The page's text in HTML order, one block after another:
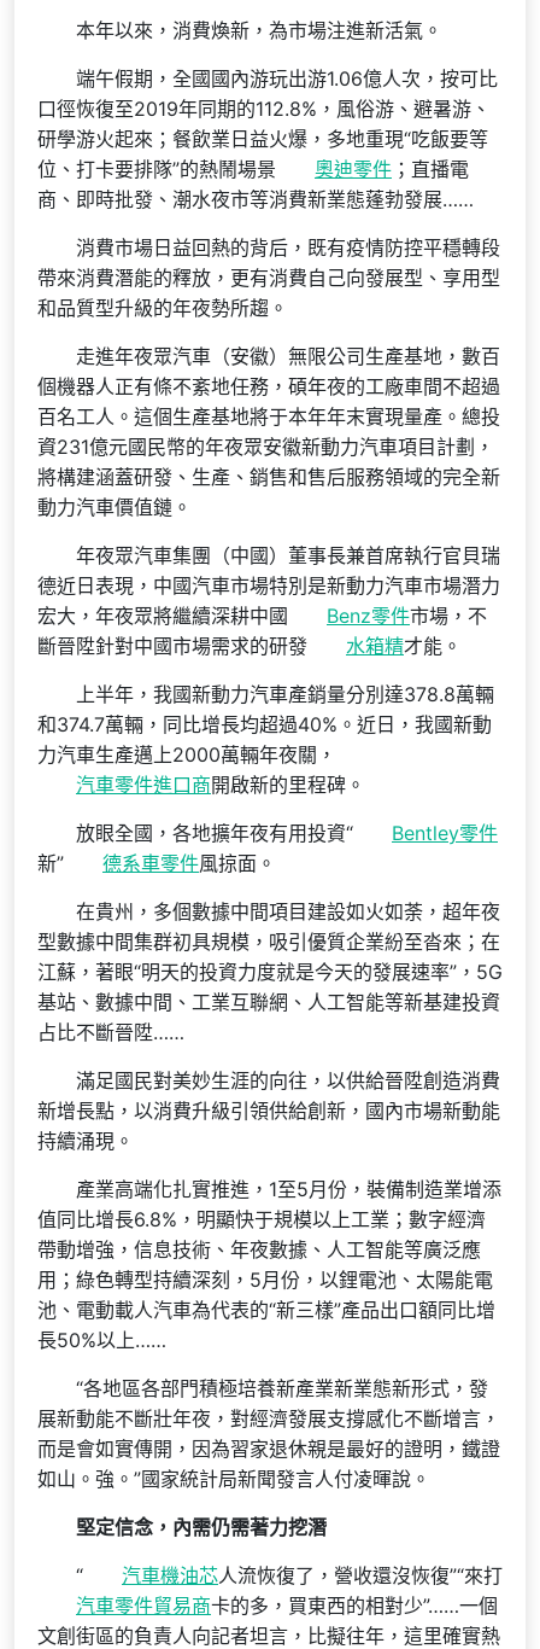
本年以來，消費煥新，為市場注進新活氣。
端午假期，全國國內游玩出游1.06億人次，按可比
口徑恢復至2019年同期的112.8%，風俗游、避暑游、
研學游火起來；餐飲業日益火爆，多地重現“吃飯要等
位、打卡要排隊”的熱鬧場景
奧迪零件 ；直播電
商、即時批發、潮水夜市等消費新業態蓬勃發展……
消費市場日益回熱的背后，既有疫情防控平穩轉段
帶來消費潛能的釋放，更有消費自己向發展型、享用型
和品質型升級的年夜勢所趨。
走進年夜眾汽車（安徽）無限公司生產基地，數百
個機器人正有條不紊地任務，碩年夜的工廠車間不超過
百名工人。這個生產基地將于本年年末實現量產。總投
資231億元國民幣的年夜眾安徽新動力汽車項目計劃，
將構建涵蓋研發、生產、銷售和售后服務領域的完全新
動力汽車價值鏈。
年夜眾汽車集團（中國）董事長兼首席執行官貝瑞
德近日表現，中國汽車市場特別是新動力汽車市場潛力
宏大，年夜眾將繼續深耕中國
Benz零件市場，不
斷晉陞針對中國市場需求的研發
水箱精才能。
上半年，我國新動力汽車產銷量分別達378.8萬輛
和374.7萬輛，同比增長均超過40%。近日，我國新動
力汽車生產邁上2000萬輛年夜關，
汽車零件進口商開啟新的里程碑。
放眼全國，各地擴年夜有用投資“
Bentley零件
新”
德系車零件風掠面。
在貴州，多個數據中間項目建設如火如荼，超年夜
型數據中間集群初具規模，吸引優質企業紛至沓來；在
江蘇，著眼“明天的投資力度就是今天的發展速率”，5G
基站、數據中間、工業互聯網、人工智能等新基建投資
占比不斷晉陞……
滿足國民對美妙生涯的向往，以供給晉陞創造消費
新增長點，以消費升級引領供給創新，國內市場新動能
持續涌現。
產業高端化扎實推進，1至5月份，裝備制造業增添
值同比增長6.8%，明顯快于規模以上工業；數字經濟
帶動增強，信息技術、年夜數據、人工智能等廣泛應
用；綠色轉型持續深刻，5月份，以鋰電池、太陽能電
池、電動載人汽車為代表的“新三樣”產品出口額同比增
長50%以上……
“各地區各部門積極培養新產業新業態新形式，發
展新動能不斷壯年夜，對經濟發展支撐感化不斷增言，
而是會如實傳開，因為習家退休親是最好的證明，鐵證
如山。強。”國家統計局新聞發言人付凌暉說。
堅定信念，內需仍需著力挖潛
“
汽車機油芯人流恢復了，營收還沒恢復”“來打
汽車零件貿易商卡的多，買東西的相對少”……一個
文創街區的負責人向記者坦言，比擬往年，這里確實熱